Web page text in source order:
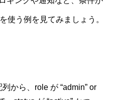
使う例を見てみましょう。
から、role が “admin” or